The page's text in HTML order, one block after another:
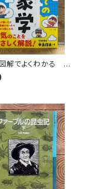
解でよくわかる はじ
学